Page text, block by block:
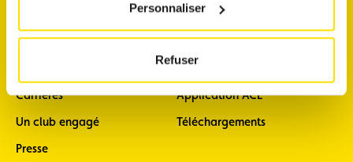
Personnaliser
Refuser
A propos
Carrières
Un club engagé
Presse
Support
Contact
FAQ
Application ACL
Téléchargements